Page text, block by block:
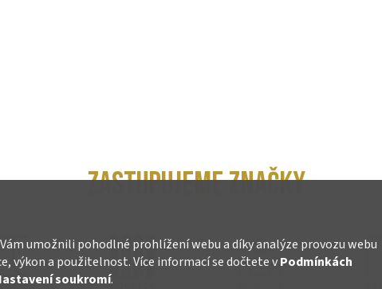
umožnili pohodlné prohlížení webu a díky analýze provozu webu
výkon a použitelnost. Více informací se dočtete vPodmínkách
soukromí.
ZASTUPUJEME ZNAČKY